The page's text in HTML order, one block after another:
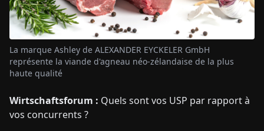
La marque Ashley de ALEXANDER EYCKELER GmbH
représente la viande d'agneau néo-zélandaise de la plus
haute qualité
Wirtschaftsforum : Quels sont vos USP par rapport à
vos concurrents ?